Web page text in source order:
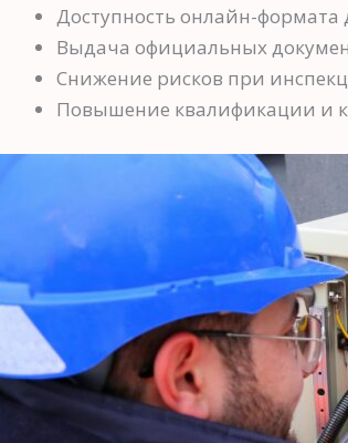
Доступность онлайн-формата
Выдача официальных
Снижение рисков при
Повышение квалификации и